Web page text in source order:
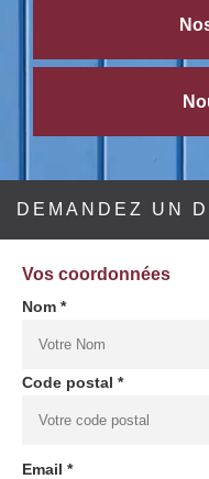
DEMANDEZ UN
Vos coordonnées
Nom *
Code postal *
Email *